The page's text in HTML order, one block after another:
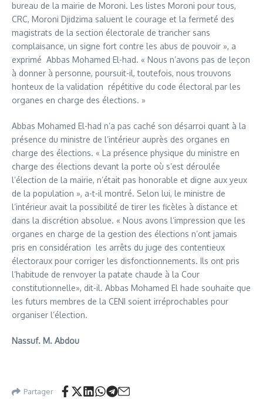
bureau de la mairie de Moroni. Les listes Moroni pour tous,
CRC, Moroni Djidzima saluent le courage et la fermeté des
magistrats de la section électorale de trancher sans
complaisance, un signe fort contre les abus de pouvoir », a
exprimé Abbas Mohamed El-had. « Nous n’avons pas de leçon
à donner à personne, poursuit-il, toutefois, nous trouvons
honteux de la validation répétitive du code électoral par les
organes en charge des élections. »
Abbas Mohamed El-had n’a pas caché son désarroi quant à la
présence du ministre de l’intérieur auprès des organes en
charge des élections. « La présence physique du ministre en
charge des élections devant la porte où s’est déroulée
l’élection de la mairie, n’était pas honorable et digne aux yeux
de la population », a-t-il montré. Selon lui, le ministre de
l’intérieur avait la possibilité de tirer les ficèles à distance et
dans la discrétion absolue. « Nous avons l’impression que les
organes en charge de la gestion des élections n’ont jamais
pris en considération les arrêts du juge des contentieux
électoraux pour corriger les disfonctionnements. Ils ont pris
l’habitude de renvoyer la patate chaude à la Cour
constitutionnelle», dit-il. Abbas Mohamed El hade souhaite que
les futurs membres de la CENI soient irréprochables pour
organiser l’élection.
Nassuf. M. Abdou
Partager